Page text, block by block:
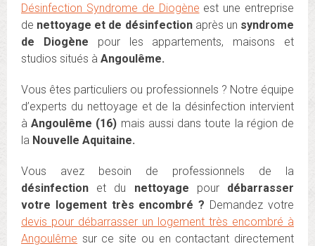
Désinfection Syndrome de Diogène est une entreprise
de nettoyage et de désinfectionaprès un syndrome
de Diogène pour les appartements, maisons et
studios situés à Angoulême.
Vous êtes particuliers ou professionnels ? Notre équipe
d’experts du nettoyage et de la désinfection intervient
àAngoulême (16) mais aussi dans toute la région de
la Nouvelle Aquitaine.
Vous avez besoin de professionnels de la
désinfection et du nettoyage pour débarrasser
votre logement très encombré ? Demandez votre
devis pour débarrasser un logement très encombré à
Angoulême sur ce site ou en contactant directement